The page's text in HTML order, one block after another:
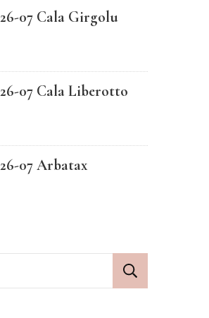
07 Cala Girgolu
07 Cala Liberotto
07 Arbatax